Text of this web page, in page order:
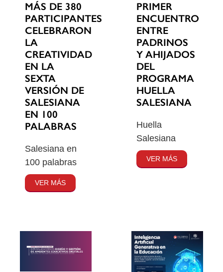
MÁS DE 380
PARTICIPANTES
CELEBRARON
LA
CREATIVIDAD
EN LA
SEXTA
VERSIÓN DE
SALESIANA
EN 100
PALABRAS
Salesiana en
100 palabras
VER MÁS
PRIMER
ENCUENTRO
ENTRE
PADRINOS
Y AHIJADOS
DEL
PROGRAMA
HUELLA
SALESIANA
Huella
Salesiana
VER MÁS